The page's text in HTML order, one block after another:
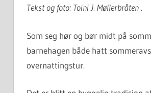
Tekst og foto: Toini J. Møllerbråten .
Som seg hør og bør midt på
barnehagen både hatt
overnattingstur.